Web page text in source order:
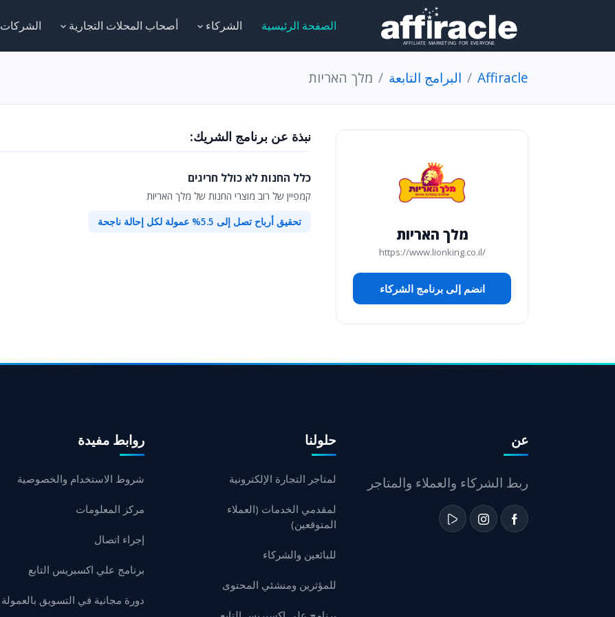
الصفحة الرئيسية الشركاء أصحاب المحلات التجارية الشركات
Affiracle البرامج التابعة מלך האריות
מלך האריות
https://www.lionking.co.il/
انضم إلى برنامج الشركاء
نبذة عن برنامج الشريك:
כלל החנות לא כולל חריגים
קמפיין של רוב מוצרי החנות של מלך האריות
تحقيق أرباح تصل إلى 5.5% عمولة لكل إحالة ناجحة
عن
ربط الشركاء والعملاء والمتاجر
حلولنا
لمتاجر التجارة الإلكترونية
لمقدمي الخدمات (العملاء
المتوقعين)
للبائعين والشركاء
للمؤثرين ومنشئي المحتوى
روابط مفيدة
شروط الاستخدام والخصوصية
مركز المعلومات
إجراء اتصال
برنامج علي اكسبريس التابع
دورة مجانية في التسويق بالعمولة